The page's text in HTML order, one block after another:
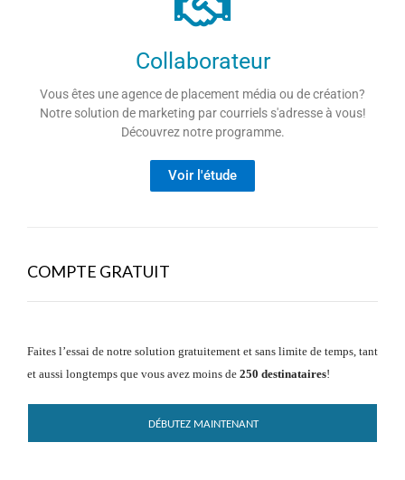
Collaborateur
Vous êtes une agence de placement média ou de création?
Notre solution de marketing par courriels s'adresse à vous!
Découvrez notre programme.
Voir l'étude
COMPTE GRATUIT
Faites l’essai de notre solution gratuitement et sans limite de temps, tant
et aussi longtemps que vous avez moins de 250 destinataires!
DÉBUTEZ MAINTENANT